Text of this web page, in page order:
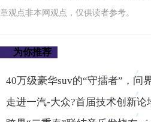
章观点非本网观点，仅供读者参考。
为你推荐
40万级豪华suv的“守擂者”，问
走进一汽-大众?首届技术创新论